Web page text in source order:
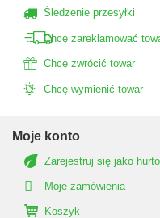
Śledzenie przesyłki
Chcę zareklamować
Chcę zwrócić towar
Chcę wymienić towar
Moje konto
Zarejestruj się jako
Moje zamówienia
Koszyk